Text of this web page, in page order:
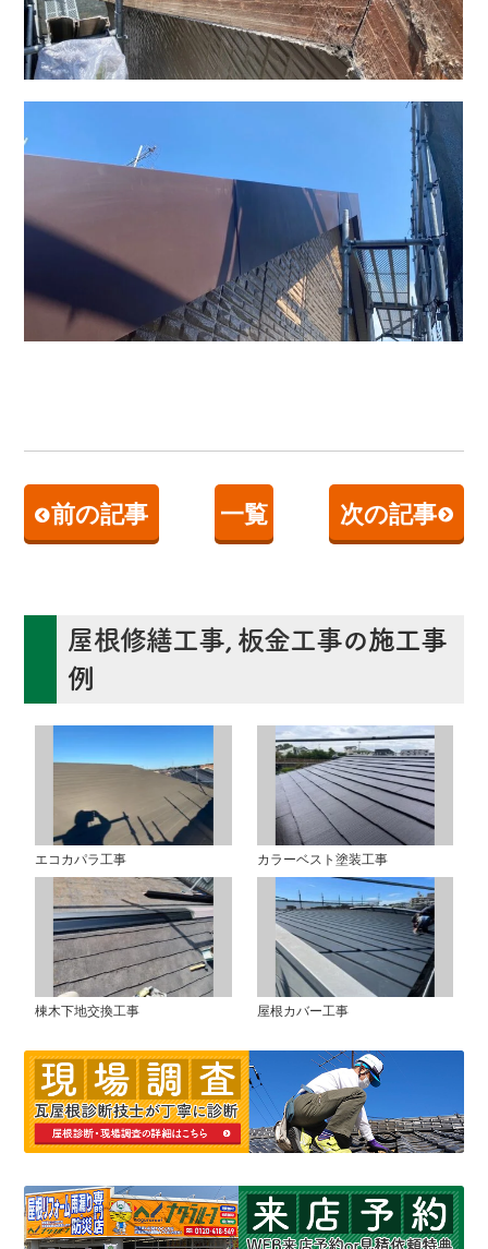
前の記事 一覧 次の記事
屋根修繕工事, 板金工事の施工事
例
エコカパラ工事 カラーベスト塗装工事
棟木下地交換工事 屋根カバー工事